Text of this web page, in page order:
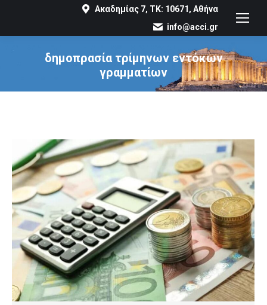
Ακαδημίας 7, ΤΚ: 10671, Αθήνα
info@acci.gr
δημοπρασία τρίμηνων εντόκων
γραμματίων
You are here: